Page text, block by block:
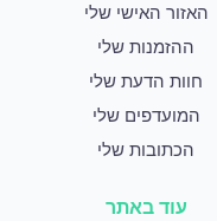
האזור האישי שלי
ההזמנות שלי
חוות הדעת שלי
המועדפים שלי
הכתובות שלי
עוד באתר